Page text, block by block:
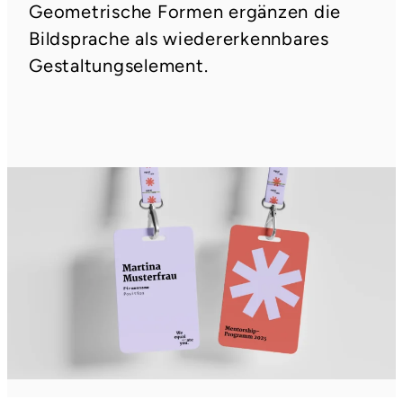
Geometrische Formen ergänzen die
Bildsprache als wiedererkennbares
Gestaltungselement.